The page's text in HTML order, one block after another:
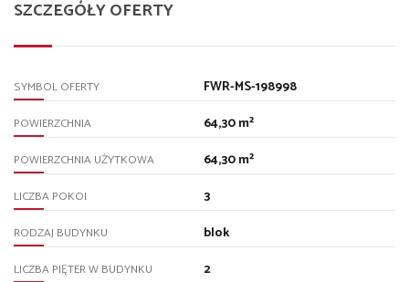
SZCZEGÓŁY OFERTY
SYMBOL OFERTY FWR-MS-198998
POWIERZCHNIA 64,30 m²
POWIERZCHNIA UŻYTKOWA 64,30 m²
LICZBA POKOI 3
RODZAJ BUDYNKU blok
LICZBA PIĘTER W BUDYNKU 2